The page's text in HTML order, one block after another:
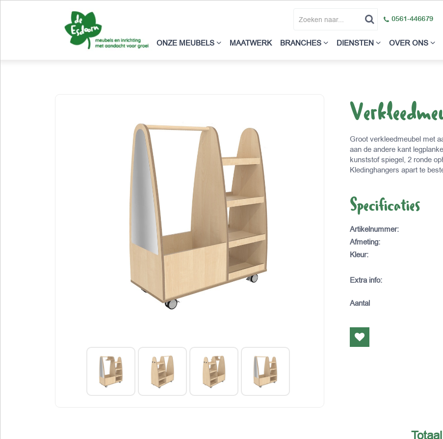
0561-446679
ONZE MEUBELS MAATWERK BRANCHES DIENSTEN OVER ONS
Groot verkleedmeubel met
aan de andere kant
kunststof spiegel, 2 ronde
Kledinghangers apart te
Specificaties
Artikelnummer:
Afmeting:
Kleur:
Extra info:
Aantal